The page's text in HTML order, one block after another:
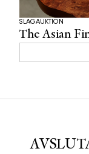
The Asian
SLAGAUKTION